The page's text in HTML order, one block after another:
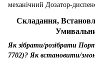
механічний Дозатор-
Складання,
Як зібрати/розібрати
7702)? Як встановити/